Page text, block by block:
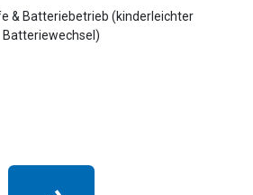
& Batteriebetrieb (kinderleichter
Batteriewechsel)